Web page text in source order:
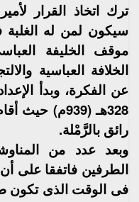
ترك اتخاذ القرار
سيكون لمن له
موقف الخليفة
الخلافة العباسية
عن الفكرة، وبدأ
328هـ (939م)
رائق بالرَّمْلة.
وبعد عدد من
الطرفين فاتفقا على
فى الوقت الذى تكون